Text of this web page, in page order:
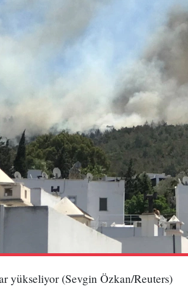
yükseliyor (Sevgin Özkan/Reuters)